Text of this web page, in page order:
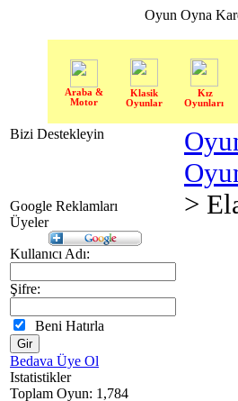
Oyun Oyna
Araba &
Motor
Klasik
Oyunlar
Kız
Oyunları
Bizi Destekleyin
Google Reklamları
Üyeler
Kullanıcı Adı:
Şifre:
Beni Hatırla
Bedava Üye Ol
Istatistikler
Toplam Oyun: 1,784
>